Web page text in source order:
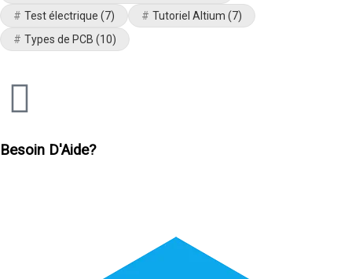
Test électrique (7) Tutoriel Altium (7)
Types de PCB (10)
Besoin D'Aide?